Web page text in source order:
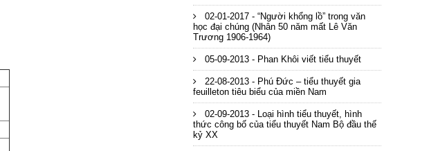
02-01-2017 - “Người khổng lồ” trong văn
học đại chúng (Nhân 50 năm mất Lê Văn
Trương 1906-1964)
05-09-2013 - Phan Khôi viết tiểu thuyết
22-08-2013 - Phú Đức – tiểu thuyết gia
feuilleton tiêu biểu của miền Nam
02-09-2013 - Loại hình tiểu thuyết, hình
thức công bố của tiểu thuyết Nam Bộ đầu thế
kỷ XX